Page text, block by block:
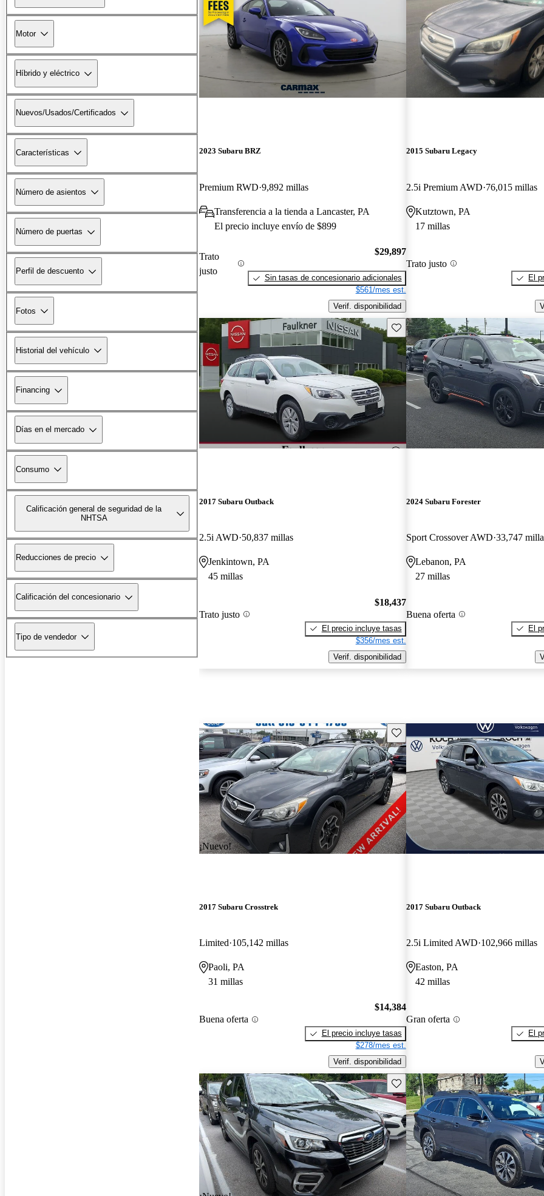
Motor
Híbrido y eléctrico
Nuevos/Usados/Certificados
Características
Número de asientos
Número de puertas
Perfil de descuento
Fotos
Historial del vehículo
Financing
Días en el mercado
Consumo
Calificación general de seguridad de la
NHTSA
Reducciones de precio
Calificación del concesionario
Tipo de vendedor
2023 Subaru BRZ
Premium RWD 9,892 millas
Transferencia a la tienda a Lancaster, PA
El precio incluye envío de $899
Trato
justo
$29,897
Sin tasas de concesionario adicionales
$561/mes est.
Verif. disponibilidad
2015 Subaru Legacy
2.5i Premium AWD 76,015 millas
Kutztown, PA
17 millas
Trato justo
El
Guarda este Aviso
2017 Subaru Outback
2.5i AWD 50,837 millas
Jenkintown, PA
45 millas
Trato justo
$18,437
El precio incluye tasas
$356/mes est.
Verif. disponibilidad
2024 Subaru Forester
Sport Crossover AWD 33,747
Lebanon, PA
27 millas
Buena oferta
El
¡Nuevo!
Guarda este Aviso
2017 Subaru Crosstrek
Limited 105,142 millas
Paoli, PA
31 millas
Buena oferta
$14,384
El precio incluye tasas
$278/mes est.
Verif. disponibilidad
2017 Subaru Outback
2.5i Limited AWD 102,966 millas
Easton, PA
42 millas
Gran oferta
El
Guarda este Aviso